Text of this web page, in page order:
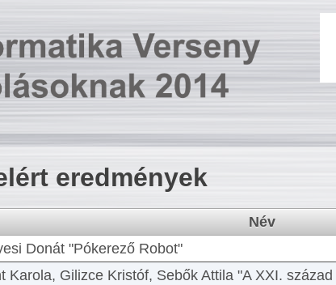
eredmények
Név
Donát "Pókerező Robot"
Karola, Gilizce Kristóf, Sebők Attila "A XXI.